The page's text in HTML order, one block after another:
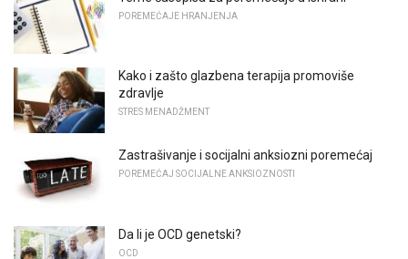
POREMEĆAJE HRANJENJA
Kako i zašto glazbena terapija promoviše
zdravlje
STRES MENADŽMENT
Zastrašivanje i socijalni anksiozni poremećaj
POREMEĆAJ SOCIJALNE ANKSIOZNOSTI
Da li je OCD genetski?
OCD